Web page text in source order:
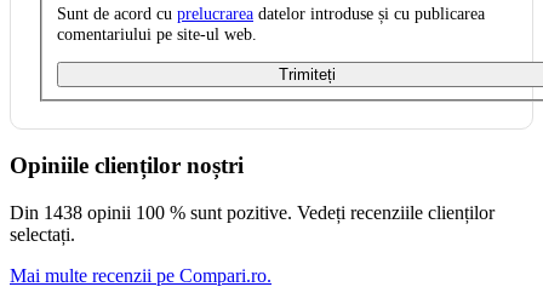
Sunt de acord cu prelucrarea datelor introduse și cu publicarea
comentariului pe site-ul web.
Trimiteți
Opiniile clienților noștri
Din 1438 opinii 100 % sunt pozitive. Vedeți recenziile clienților
selectați.
Mai multe recenzii pe Compari.ro.